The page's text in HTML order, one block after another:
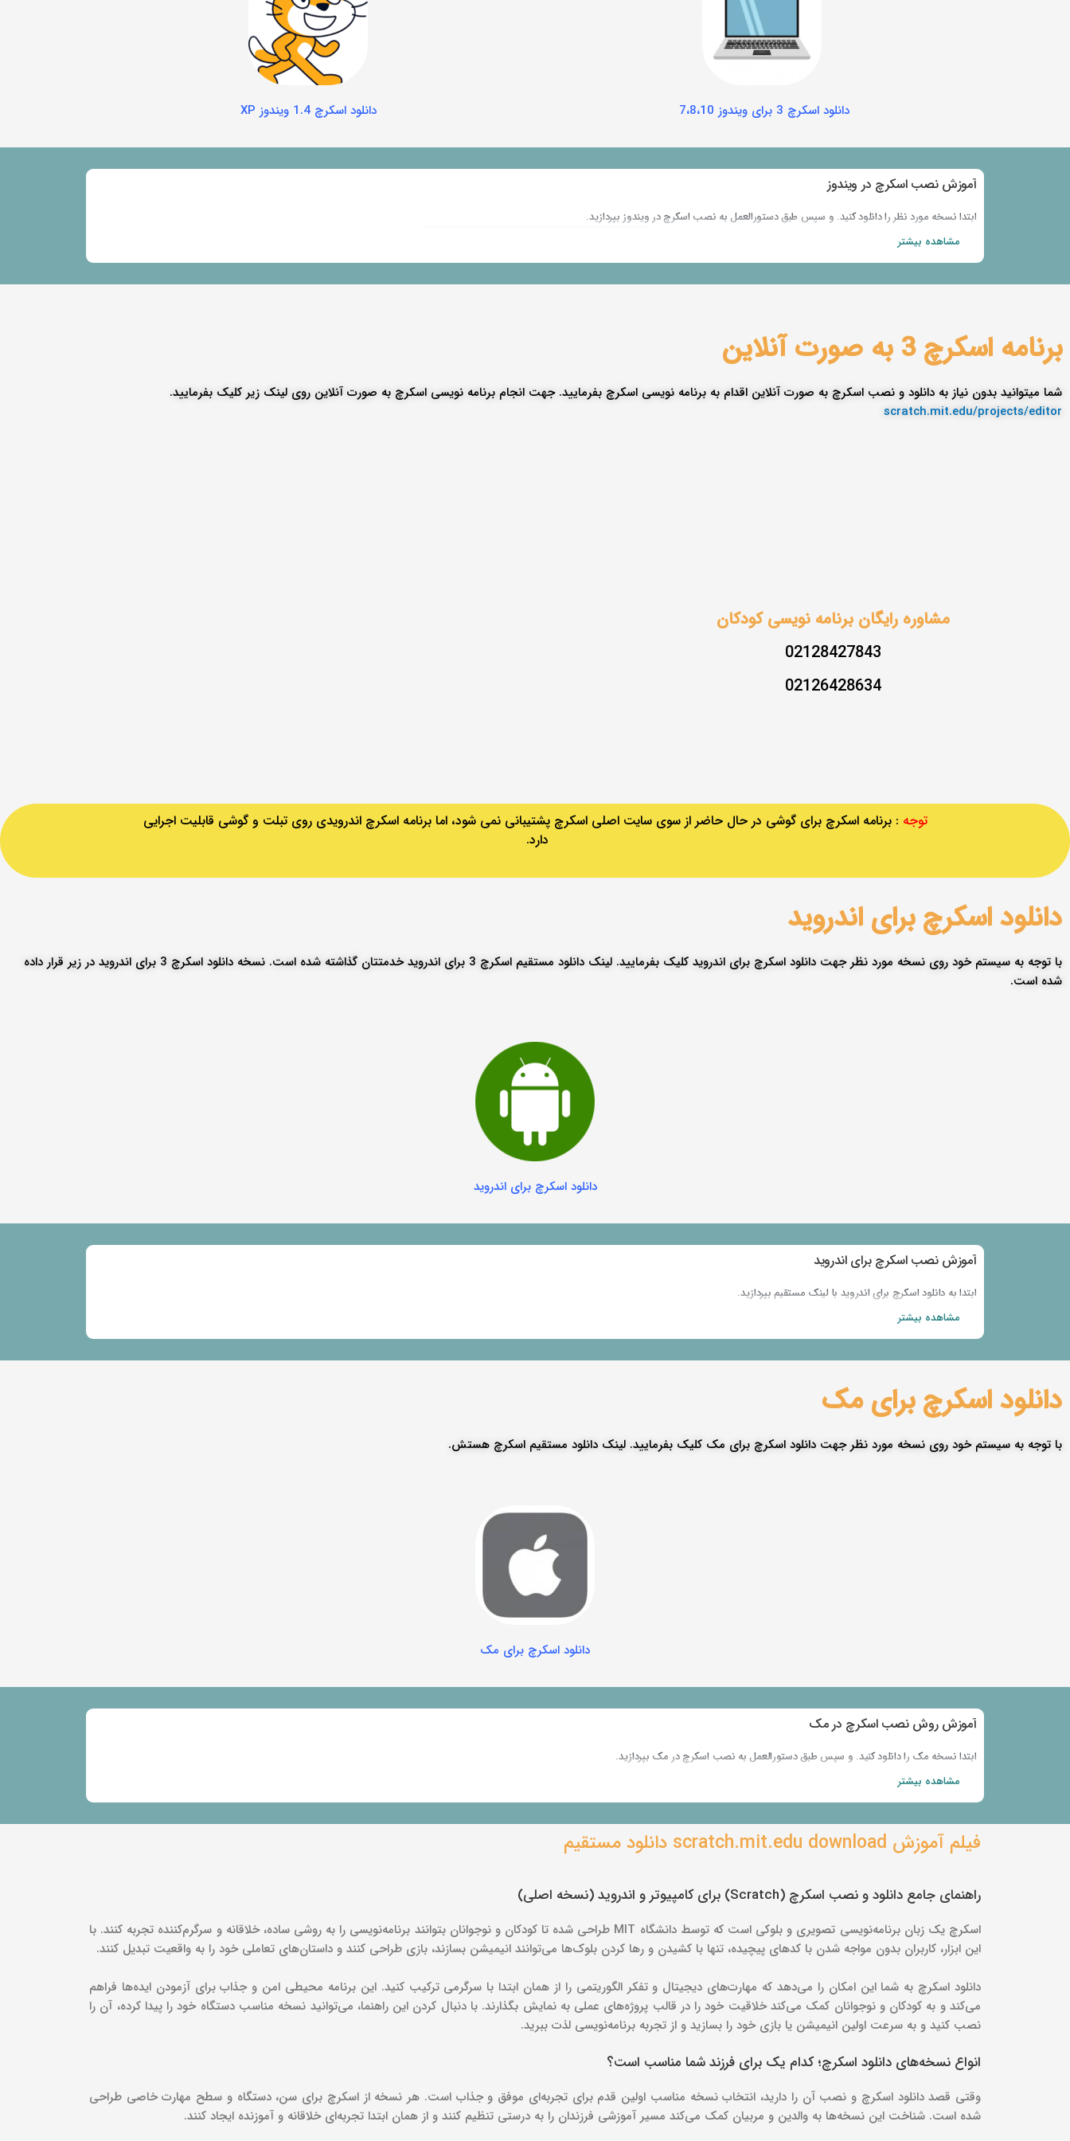
دانلود اسکرچ 3 برای ویندوز 7،8،10 دانلود اسکرچ 1.4 ویندوز XP
آموزش نصب اسکرچ​ در ویندوز
ابتدا نسخه مورد نظر را دانلود کنید. و سپس طبق دستورالعمل به نصب اسکرچ در ویندوز بپردازید.
فایل با پسوند exe را اجرا کنید.
خیلی راحت! تمام شد.
مشاهده بیشتر
برنامه اسکرچ 3 به صورت آنلاین
شما میتوانید بدون نیاز به دانلود و نصب اسکرچ به صورت آنلاین اقدام به برنامه نویسی اسکرچ بفرمایید. جهت انجام برنامه نویسی اسکرچ به صورت آنلاین روی لینک زیر کلیک بفرمایید.
scratch.mit.edu/projects/editor
مشاوره رایگان برنامه نویسی کودکان
02128427843
02126428634
توجه : برنامه اسکرچ برای گوشی در حال حاضر از سوی سایت اصلی اسکرچ پشتیبانی نمی شود، اما برنامه اسکرچ اندرویدی روی تبلت و گوشی قابلیت اجرایی
دارد.
دانلود اسکرچ برای اندروید
با توجه به سیستم خود روی نسخه مورد نظر جهت دانلود اسکرچ برای اندروید کلیک بفرمایید. لینک دانلود مستقیم اسکرچ 3 برای اندروید خدمتتان گذاشته شده است. نسخه دانلود اسکرچ 3 برای اندروید در زیر قرار داده
شده است.
دانلود اسکرچ برای اندروید
آموزش نصب اسکرچ​ برای اندروید
ابتدا به دانلود اسکرچ برای اندروید با لینک مستقیم بپردازید.
سپس روی فایل اسکرچ دانلود شده کلیک کنید تا اجرا شود و شروع به نصب روی تبلت شما کند.
نکته مهم : نصب اسکرچ برای موبایل در حال حاضر ممکن نیست.
مشاهده بیشتر
دانلود اسکرچ برای مک
با توجه به سیستم خود روی نسخه مورد نظر جهت دانلود اسکرچ برای مک کلیک بفرمایید. لینک دانلود مستقیم اسکرچ هستش.
دانلود اسکرچ برای مک
آموزش روش نصب اسکرچ​ در مک
ابتدا نسخه مک را دانلود کنید. و سپس طبق دستورالعمل به نصب اسکرچ در مک بپردازید.
فایل اسکرچ دسکتاپ را به بخش برنامه‌ها منتقل کنید.
خیلی راحت! تمام شد.
مشاهده بیشتر
فیلم آموزش scratch.mit.edu download دانلود مستقیم
راهنمای جامع دانلود و نصب اسکرچ (Scratch) برای کامپیوتر و اندروید (نسخه اصلی)
اسکرچ یک زبان برنامه‌نویسی تصویری و بلوکی است که توسط دانشگاه MIT طراحی شده تا کودکان و نوجوانان بتوانند برنامه‌نویسی را به روشی ساده، خلاقانه و سرگرم‌کننده تجربه کنند. با
این ابزار، کاربران بدون مواجه شدن با کدهای پیچیده، تنها با کشیدن و رها کردن بلوک‌ها می‌توانند انیمیشن بسازند، بازی طراحی کنند و داستان‌های تعاملی خود را به واقعیت تبدیل کنند.
دانلود اسکرچ به شما این امکان را می‌دهد که مهارت‌های دیجیتال و تفکر الگوریتمی را از همان ابتدا با سرگرمی ترکیب کنید. این برنامه محیطی امن و جذاب برای آزمودن ایده‌ها فراهم
می‌کند و به کودکان و نوجوانان کمک می‌کند خلاقیت خود را در قالب پروژه‌های عملی به نمایش بگذارند. با دنبال کردن این راهنما، می‌توانید نسخه مناسب دستگاه خود را پیدا کرده، آن را
نصب کنید و به سرعت اولین انیمیشن یا بازی خود را بسازید و از تجربه برنامه‌نویسی لذت ببرید.
انواع نسخه‌های دانلود اسکرچ؛ کدام یک برای فرزند شما مناسب است؟
وقتی قصد دانلود اسکرچ و نصب آن را دارید، انتخاب نسخه مناسب اولین قدم برای تجربه‌ای موفق و جذاب است. هر نسخه از اسکرچ برای سن، دستگاه و سطح مهارت خاصی طراحی
شده است. شناخت این نسخه‌ها به والدین و مربیان کمک می‌کند مسیر آموزشی فرزندان را به درستی تنظیم کنند و از همان ابتدا تجربه‌ای خلاقانه و آموزنده ایجاد کنند.